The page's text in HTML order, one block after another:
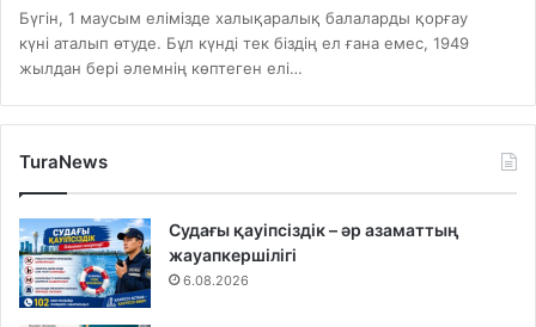
Бүгін, 1 маусым елімізде халықаралық балаларды қорғау
күні аталып өтуде. Бұл күнді тек біздің ел ғана емес, 1949
жылдан бері әлемнің көптеген елі…
TuraNews
Судағы қауіпсіздік – әр азаматтың
жауапкершілігі
6.08.2026